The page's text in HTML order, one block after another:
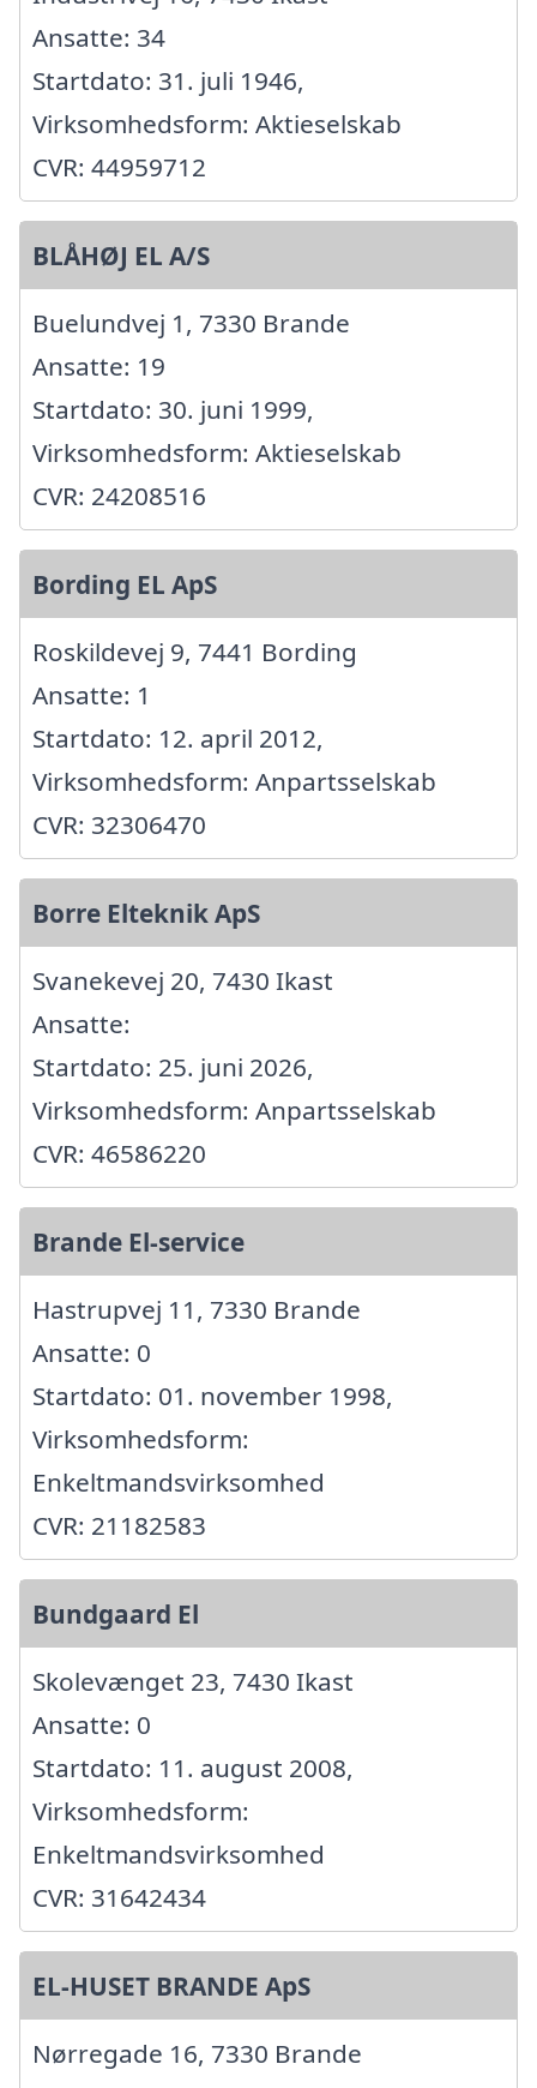
Ansatte: 34
Startdato: 31. juli 1946,
Virksomhedsform: Aktieselskab
CVR: 44959712
BLÅHØJ EL A/S
Buelundvej 1, 7330 Brande
Ansatte: 19
Startdato: 30. juni 1999,
Virksomhedsform: Aktieselskab
CVR: 24208516
Bording EL ApS
Roskildevej 9, 7441 Bording
Ansatte: 1
Startdato: 12. april 2012,
Virksomhedsform: Anpartsselskab
CVR: 32306470
Borre Elteknik ApS
Svanekevej 20, 7430 Ikast
Ansatte:
Startdato: 25. juni 2026,
Virksomhedsform: Anpartsselskab
CVR: 46586220
Brande El-service
Hastrupvej 11, 7330 Brande
Ansatte: 0
Startdato: 01. november 1998,
Virksomhedsform:
Enkeltmandsvirksomhed
CVR: 21182583
Bundgaard El
Skolevænget 23, 7430 Ikast
Ansatte: 0
Startdato: 11. august 2008,
Virksomhedsform:
Enkeltmandsvirksomhed
CVR: 31642434
EL-HUSET BRANDE ApS
Nørregade 16, 7330 Brande